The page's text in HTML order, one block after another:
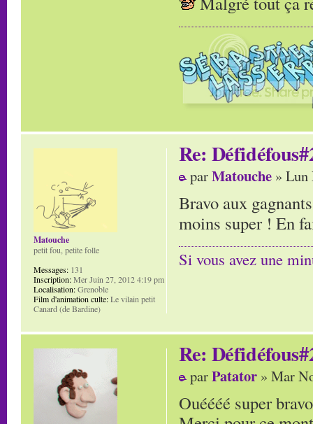
Re:
parMatouche » Lun
Bravo aux
moins super ! En
Si vous avez une
Matouche
petit fou, petite folle
Messages: 131
Inscription:Mer Juin 27, 2012 4:19 pm
Localisation:Grenoble
Film d'animation culte:Le vilain petit
Canard (de Bardine)
Re:
parPatator » Mar
Ouéééé super